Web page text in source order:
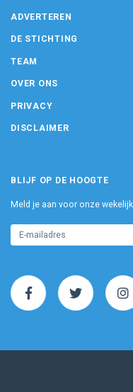
ADVERTEREN
DE STICHTING
TEAM
OVER ONS
PRIVACY
DISCLAIMER
BLIJF OP DE HOOGTE
Meld je aan voor onze